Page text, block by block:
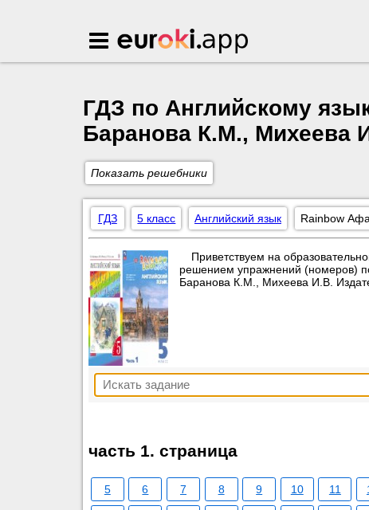
Euroki.app
ГДЗ по Английскому
Баранова К.М., Михеева
Показать решебники
ГДЗ 5 класс Английский язык Rainbow
Приветствуем на
решением упражнений (номеров)
Баранова К.М., Михеева И.В.
часть 1. страница
5 6 7 8 9 10 11